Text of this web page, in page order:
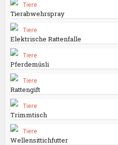
Tiere
Tierabwehrspray
Tiere
Elektrische Rattenfalle
Tiere
Pferdemüsli
Tiere
Rattengift
Tiere
Trimmtisch
Tiere
Wellensittichfutter